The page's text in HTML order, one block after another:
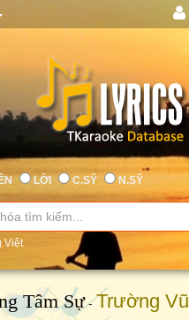
LỜI C.SỸ N.SỸ
Việt
Tâm Sự-Trường Vũ